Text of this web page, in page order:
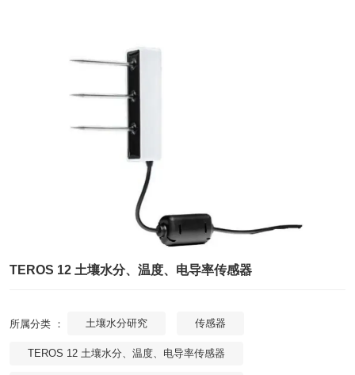
TEROS 12 土壤水分、温度、电导率传感器
所属分类 ： 土壤水分研究 传感器
TEROS 12 土壤水分、温度、电导率传感器